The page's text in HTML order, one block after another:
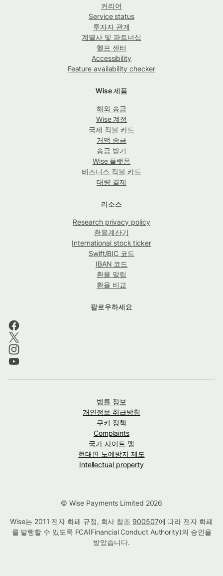
커리어
Service status
투자자 관계
계열사 및 파트너십
헬프 센터
Accessibility
Feature availability checker
Wise 제품
해외 송금
Wise 계정
국제 직불 카드
거액 송금
송금 받기
Wise 플랫폼
비즈니스 직불 카드
대량 결제
리소스
Research privacy policy
환율계산기
International stock ticker
Swift/BIC 코드
IBAN 코드
환율 알림
환율 비교
팔로우하세요
법률 정보
개인정보 취급방침
쿠키 정책
Complaints
국가 사이트 맵
현대판 노예방지 제도
Intellectual property
© Wise Payments Limited 2026
Wise는 2011 전자 화폐 규정, 회사 참조 900507에 따라 전자 화폐
를 발행할 수 있도록 FCA(Financial Conduct Authority)의 승인을
받았습니다.